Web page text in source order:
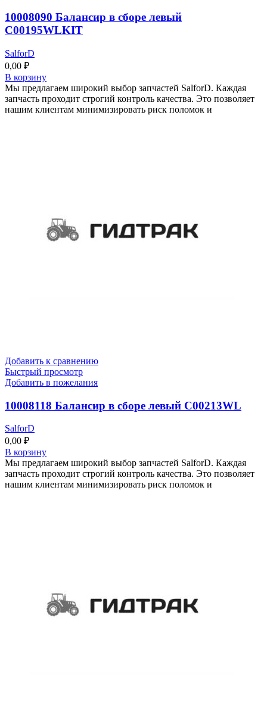
10008090 Балансир в сборе левый
C00195WLKIT
SalforD
0,00 ₽
В корзину
Мы предлагаем широкий выбор запчастей SalforD. Каждая
запчасть проходит строгий контроль качества. Это позволяет
нашим клиентам минимизировать риск поломок и
Добавить к сравнению
Быстрый просмотр
Добавить в пожелания
10008118 Балансир в сборе левый C00213WL
SalforD
0,00 ₽
В корзину
Мы предлагаем широкий выбор запчастей SalforD. Каждая
запчасть проходит строгий контроль качества. Это позволяет
нашим клиентам минимизировать риск поломок и